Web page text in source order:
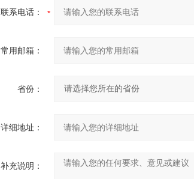
联系电话：
常用邮箱：
省份：
详细地址：
补充说明：